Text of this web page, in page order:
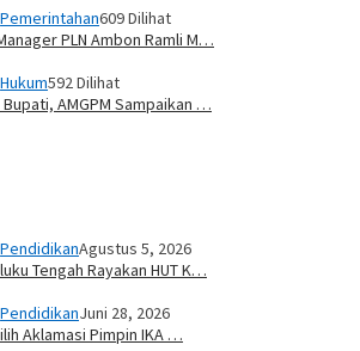
Pemerintahan609 Dilihat
PLN Ambon Ramli M…
Hukum592 Dilihat
AMGPM Sampaikan …
PendidikanAgustus 5, 2026
Tengah Rayakan HUT K…
PendidikanJuni 28, 2026
Aklamasi Pimpin IKA …